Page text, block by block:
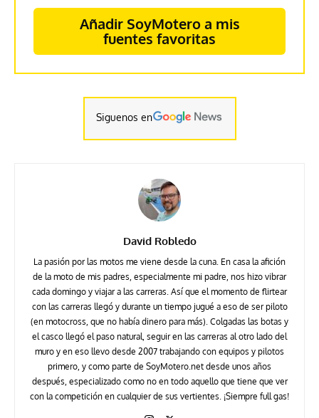
Añadir SoyMotero a mis
fuentes favoritas
Siguenos en
David Robledo
La pasión por las motos me viene desde la cuna. En casa la afición
de la moto de mis padres, especialmente mi padre, nos hizo vibrar
cada domingo y viajar a las carreras. Así que el momento de flirtear
con las carreras llegó y durante un tiempo jugué a eso de ser piloto
(en motocross, que no había dinero para más). Colgadas las botas y
el casco llegó el paso natural, seguir en las carreras al otro lado del
muro y en eso llevo desde 2007 trabajando con equipos y pilotos
primero, y como parte de SoyMotero.net desde unos años
después, especializado como no en todo aquello que tiene que ver
con la competición en cualquier de sus vertientes. ¡Siempre full gas!